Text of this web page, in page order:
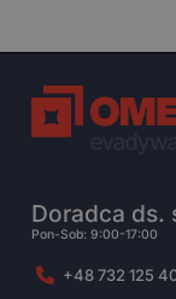
Doradca ds.
Pon-Sob: 9:00-17:00
+48 732 125